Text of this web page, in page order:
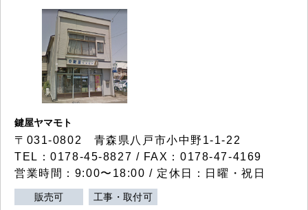
鍵屋ヤマモト
〒031-0802 青森県八戸市小中野1-1-22
TEL：0178-45-8827 / FAX：0178-47-4169
営業時間：9:00〜18:00 / 定休日：日曜・祝日
販売可 工事・取付可